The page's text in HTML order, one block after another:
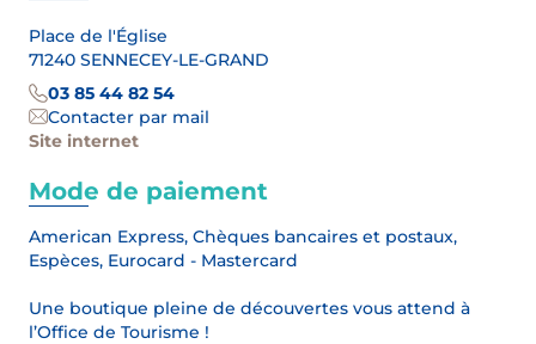
Une boutique pleine de découvertes vous attend à
l’Office de Tourisme !
Place de l'Église
71240 SENNECEY-LE-GRAND
03 85 44 82 54
Contacter par mail
Site internet
Mode de paiement
American Express, Chèques bancaires et postaux,
Espèces, Eurocard - Mastercard